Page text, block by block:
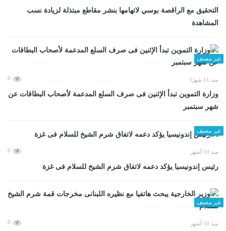
التحقيق مع الراقصة بوسي لاتهامها بنشر مقاطع مبتذلة لزيادة نسب
المشاهدة
غير مصنف
منذ 11 شهرًا 0
وزارة التموين تبدأ الإثنين فى صرف السلع المدعمة لأصحاب البطاقات عن
شهر سبتمبر
غير مصنف
منذ 10 أشهر 0
رئيس إندونيسيا يؤكد دعمه لاتفاق شرم الشيخ للسلام فى غزة
غير مصنف
منذ 10 أشهر 0